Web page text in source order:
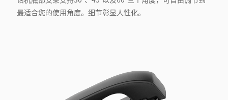
最适合您的使用角度。细节彰显人性化。